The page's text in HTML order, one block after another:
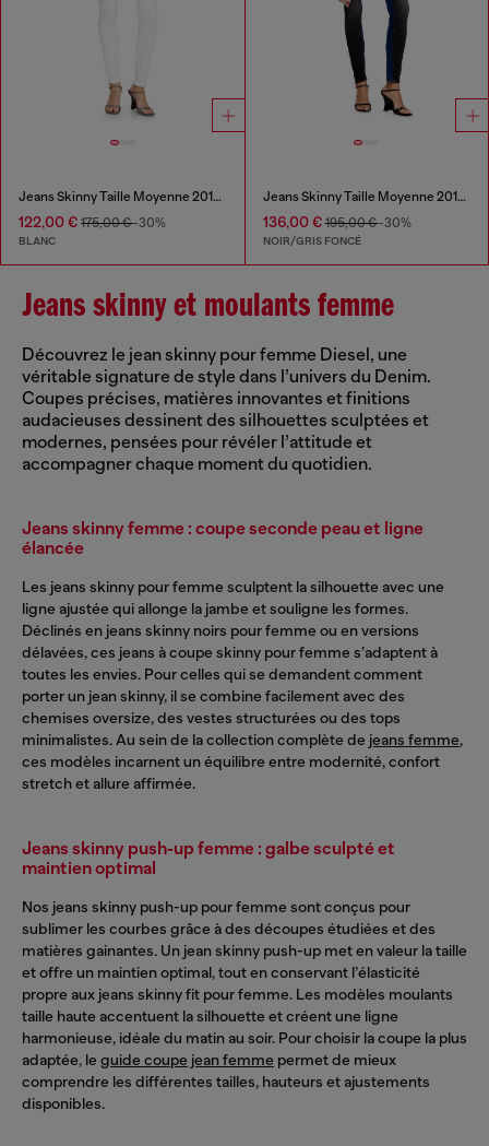
Jeans Skinny Taille Moyenne 2017 Slandy
122,00 € 175,00 €-30%
BLANC
Jeans Skinny Taille Moyenne 2017 Slandy
136,00 €195,00 €-30%
NOIR/GRIS FONCÉ
Jeans skinny et moulants femme
Découvrez le jean skinny pour femme Diesel, une
véritable signature de style dans l’univers du Denim.
Coupes précises, matières innovantes et finitions
audacieuses dessinent des silhouettes sculptées et
modernes, pensées pour révéler l’attitude et
accompagner chaque moment du quotidien.
Jeans skinny femme : coupe seconde peau et ligne
élancée
Les jeans skinny pour femme sculptent la silhouette avec une
ligne ajustée qui allonge la jambe et souligne les formes.
Déclinés en jeans skinny noirs pour femme ou en versions
délavées, ces jeans à coupe skinny pour femme s’adaptent à
toutes les envies. Pour celles qui se demandent comment
porter un jean skinny, il se combine facilement avec des
chemises oversize, des vestes structurées ou des tops
minimalistes. Au sein de la collection complète de jeans femme,
ces modèles incarnent un équilibre entre modernité, confort
stretch et allure affirmée.
Jeans skinny push-up femme : galbe sculpté et
maintien optimal
Nos jeans skinny push-up pour femme sont conçus pour
sublimer les courbes grâce à des découpes étudiées et des
matières gainantes. Un jean skinny push-up met en valeur la taille
et offre un maintien optimal, tout en conservant l’élasticité
propre aux jeans skinny fit pour femme. Les modèles moulants
taille haute accentuent la silhouette et créent une ligne
harmonieuse, idéale du matin au soir. Pour choisir la coupe la plus
adaptée, le guide coupe jean femme permet de mieux
comprendre les différentes tailles, hauteurs et ajustements
disponibles.